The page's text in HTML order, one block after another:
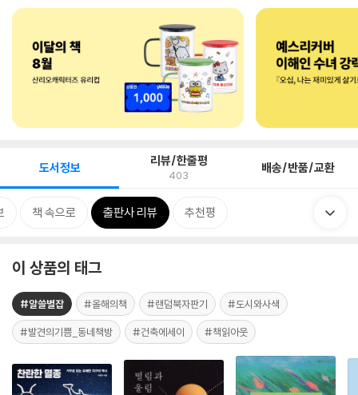
도서정보 리뷰/한줄평
403 배송/반품/교환
책 속으로 출판사 리뷰 추천평
이 상품의 태그
#알쓸별잡 #올해의책 #랜덤북자판기 #도시와사색
#발견의기쁨_동네책방 #건축에세이 #책읽아웃